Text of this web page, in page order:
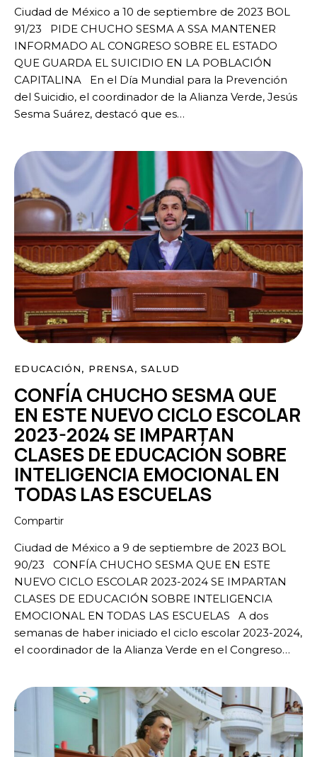
Ciudad de México a 10 de septiembre de 2023 BOL
91/23 PIDE CHUCHO SESMA A SSA MANTENER
INFORMADO AL CONGRESO SOBRE EL ESTADO
QUE GUARDA EL SUICIDIO EN LA POBLACIÓN
CAPITALINA En el Día Mundial para la Prevención
del Suicidio, el coordinador de la Alianza Verde, Jesús
Sesma Suárez, destacó que es…
EDUCACIÓN, PRENSA, SALUD
CONFÍA CHUCHO SESMA QUE
EN ESTE NUEVO CICLO ESCOLAR
2023-2024 SE IMPARTAN
CLASES DE EDUCACIÓN SOBRE
INTELIGENCIA EMOCIONAL EN
TODAS LAS ESCUELAS
Compartir
Ciudad de México a 9 de septiembre de 2023 BOL
90/23 CONFÍA CHUCHO SESMA QUE EN ESTE
NUEVO CICLO ESCOLAR 2023-2024 SE IMPARTAN
CLASES DE EDUCACIÓN SOBRE INTELIGENCIA
EMOCIONAL EN TODAS LAS ESCUELAS A dos
semanas de haber iniciado el ciclo escolar 2023-2024,
el coordinador de la Alianza Verde en el Congreso…